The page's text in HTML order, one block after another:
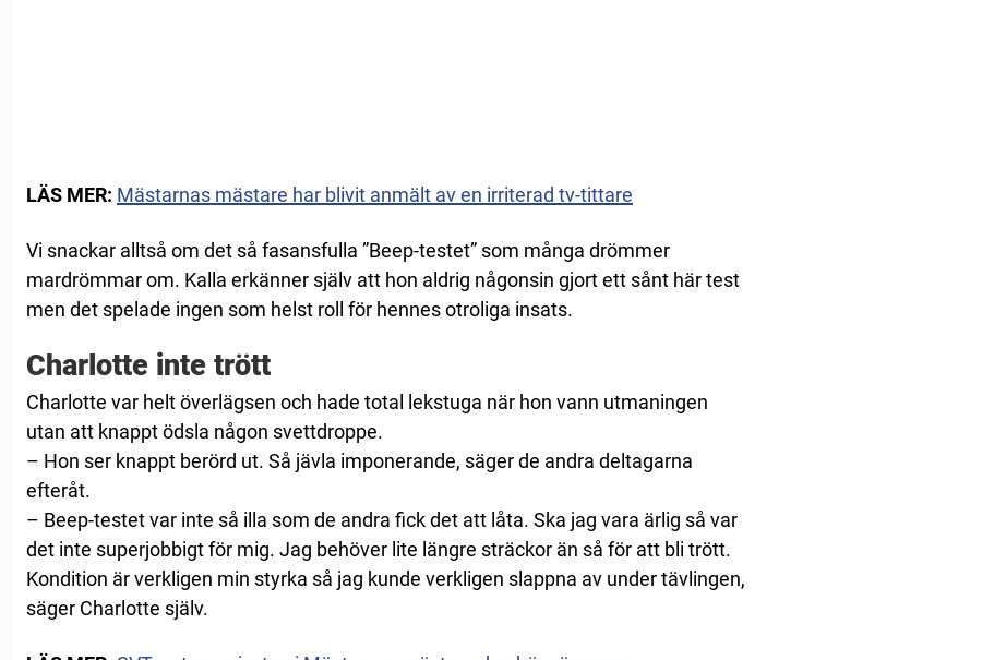
LÄS MER: Mästarnas mästare har blivit anmält av en irriterad tv-tittare
Vi snackar alltså om det så fasansfulla ”Beep-testet” som många drömmer
mardrömmar om. Kalla erkänner själv att hon aldrig någonsin gjort ett sånt här test
men det spelade ingen som helst roll för hennes otroliga insats.
Charlotte inte trött
Charlotte var helt överlägsen och hade total lekstuga när hon vann utmaningen
utan att knappt ödsla någon svettdroppe.
– Hon ser knappt berörd ut. Så jävla imponerande, säger de andra deltagarna
efteråt.
– Beep-testet var inte så illa som de andra fick det att låta. Ska jag vara ärlig så var
det inte superjobbigt för mig. Jag behöver lite längre sträckor än så för att bli trött.
Kondition är verkligen min styrka så jag kunde verkligen slappna av under tävlingen,
säger Charlotte själv.